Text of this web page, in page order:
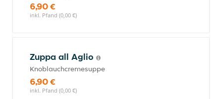
6,90 €
inkl. Pfand (0,00 €)
Zuppa all Aglio
Knoblauchcremesuppe
6,90 €
inkl. Pfand (0,00 €)